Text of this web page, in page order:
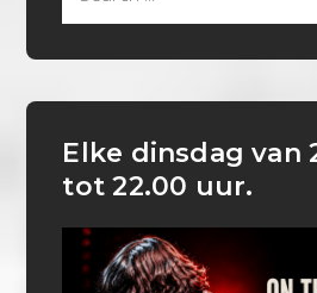
Elke dinsdag van
tot 22.00 uur.